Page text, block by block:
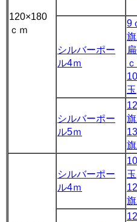
120×180
ｃｍ
シルバーポー
ル4ｍ
9
玉
シルバーポー
ル5ｍ
シルバーポー
ル4ｍ
玉